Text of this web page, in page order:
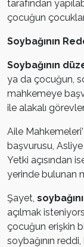
tarafından
çocuğun
Soybağının
Soybağının
ya da çocuğun,
mahkemeye
ile alakalı
Aile
başvurusu, Asliye
Yetki açısından
yerinde bulunan
Şayet,
açılmak
çocuğun erişkin
soybağının